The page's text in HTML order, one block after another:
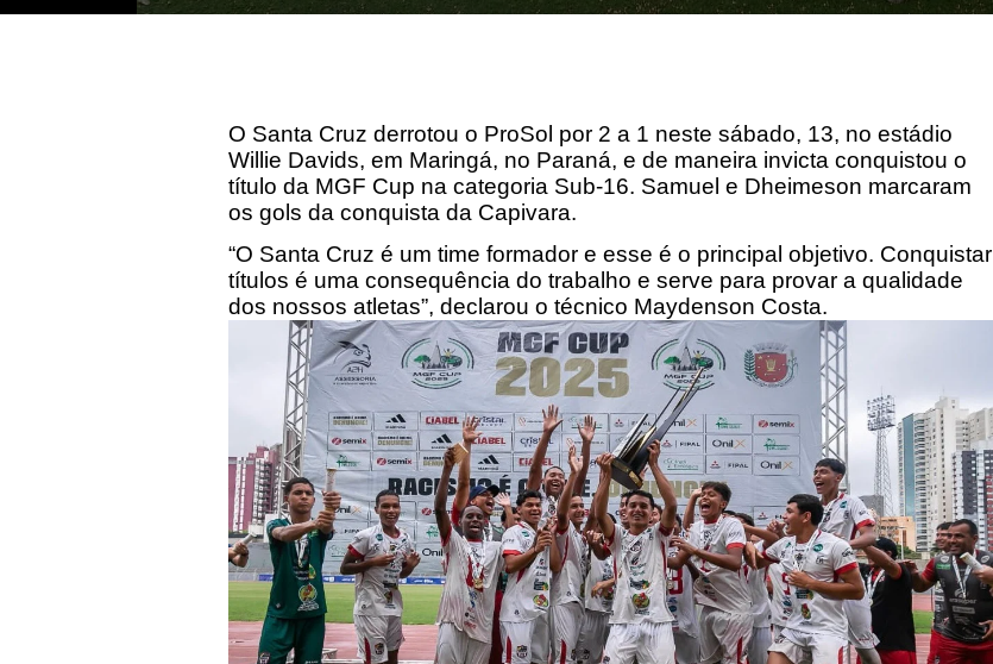
O Santa Cruz derrotou o ProSol por 2 a 1 neste sábado, 13, no estádio
Willie Davids, em Maringá, no Paraná, e de maneira invicta conquistou o
título da MGF Cup na categoria Sub-16. Samuel e Dheimeson marcaram
os gols da conquista da Capivara.
“O Santa Cruz é um time formador e esse é o principal objetivo. Conquistar
títulos é uma consequência do trabalho e serve para provar a qualidade
dos nossos atletas”, declarou o técnico Maydenson Costa.